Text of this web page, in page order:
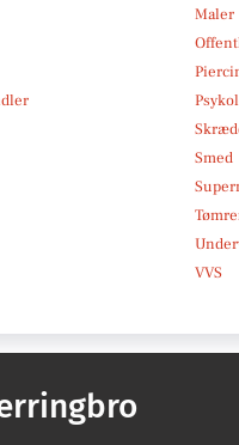
Maler
Smed
VVS